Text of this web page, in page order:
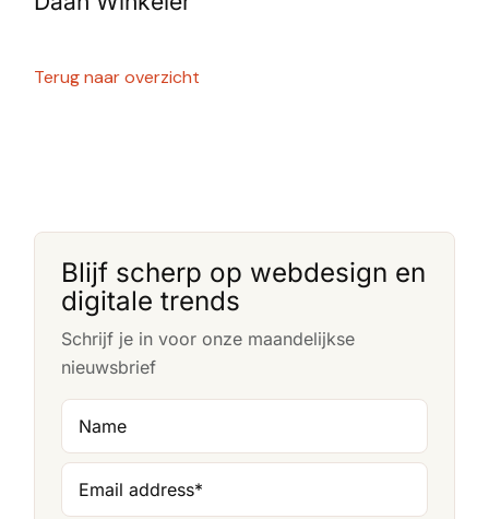
Terug naar overzicht
Blijf scherp op webdesign en
digitale trends
Schrijf je in voor onze maandelijkse
nieuwsbrief
Name
Email address*